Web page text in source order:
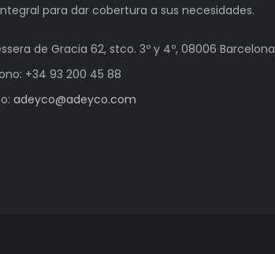
para dar cobertura a sus necesidades.
de Gracia 62, stco. 3º y 4º, 08006 Barcelona
+34 93 200 45 88
adeyco@adeyco.com